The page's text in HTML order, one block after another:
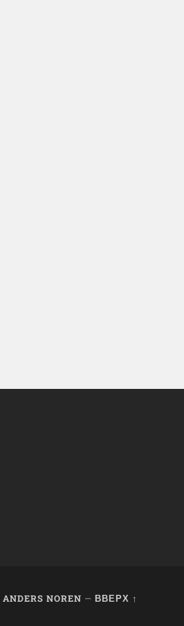
ANDERS NOREN — ВВЕРХ ↑